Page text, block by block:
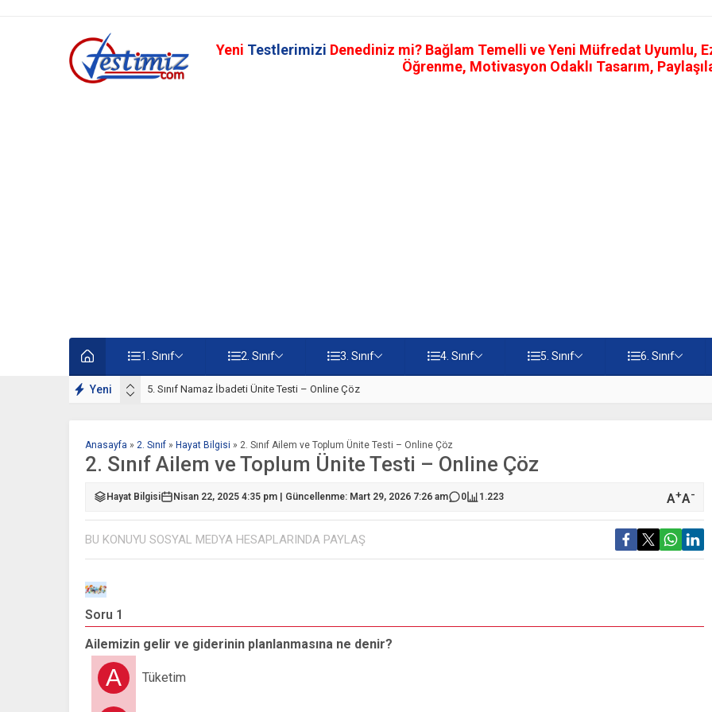
Yeni Testlerimizi Denediniz mi? Bağlam Temelli ve Yeni Müfredat Uyumlu,
Öğrenme, Motivasyon Odaklı Tasarım,
1. Sınıf 2. Sınıf 3. Sınıf 4. Sınıf 5. Sınıf 6. Sınıf
Yeni 5. Sınıf Namaz İbadeti Ünite Testi – Online Çöz
Anasayfa » 2. Sınıf » Hayat Bilgisi » 2. Sınıf Ailem ve Toplum Ünite Testi – Online Çöz
2. Sınıf Ailem ve Toplum Ünite Testi – Online Çöz
Hayat Bilgisi Nisan 22, 2025 4:35 pm | Güncellenme: Mart 29, 2026 7:26 am 0 1.223 A+A-
BU KONUYU SOSYAL MEDYA HESAPLARINDA PAYLAŞ
Soru 1
Ailemizin gelir ve giderinin planlanmasına ne denir?
A Tüketim